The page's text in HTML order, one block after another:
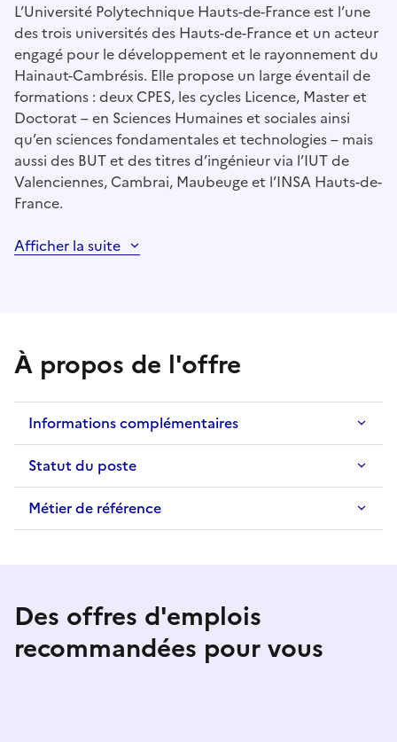
L’Université Polytechnique Hauts-de-France est l’une
des trois universités des Hauts-de-France et un acteur
engagé pour le développement et le rayonnement du
Hainaut-Cambrésis. Elle propose un large éventail de
formations : deux CPES, les cycles Licence, Master et
Doctorat – en Sciences Humaines et sociales ainsi
qu’en sciences fondamentales et technologies – mais
aussi des BUT et des titres d’ingénieur via l’IUT de
Valenciennes, Cambrai, Maubeuge et l’INSA Hauts-de-
France.
Afficher la suite
À propos de l'offre
Informations complémentaires
Statut du poste
Métier de référence
Des offres d'emplois
recommandées pour vous